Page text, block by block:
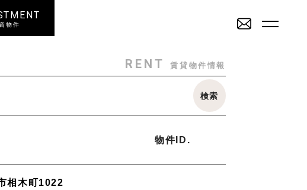
INVESTMENT
投資物件一覧
て Staff _スタッフ
賃貸物件一覧
トランクルーム
2K/2DK/2LDK
売買物件一覧
物件
RENT 賃貸物件情報
検索
物件ID.
相木町1022